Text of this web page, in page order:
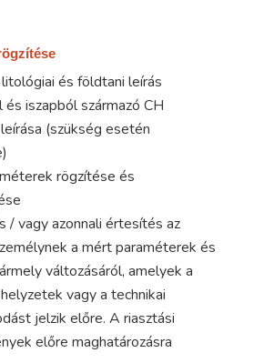
és földtani leírás
iszapból származó CH
(szükség esetén
rögzítése és
/ vagy azonnali értesítés az
a mért paraméterek és
változásáról, amelyek a
vagy a technikai
jelzik előre. A riasztási
előre maghatározásra